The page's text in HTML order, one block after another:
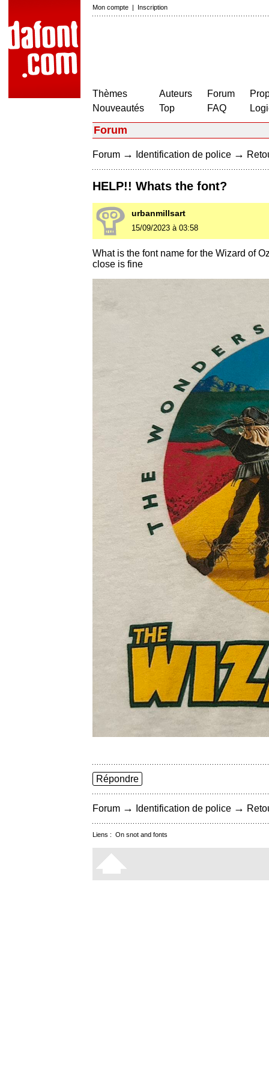
Mon compte | Inscription
Thèmes
Nouveautés
Auteurs
Top
Forum
FAQ
Forum
Forum → Identification de police →
HELP!! Whats the font?
urbanmillsart
15/09/2023 à 03:58
What is the font name for the Wizard of
close is fine
Répondre
Forum → Identification de police →
Liens : On snot and fonts